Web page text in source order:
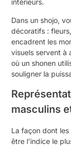
intérieurs.
Dans un shojo,
décoratifs :
encadrent les
visuels servent à
où un shonen
souligner la
masculins
La façon dont
être l’indice le